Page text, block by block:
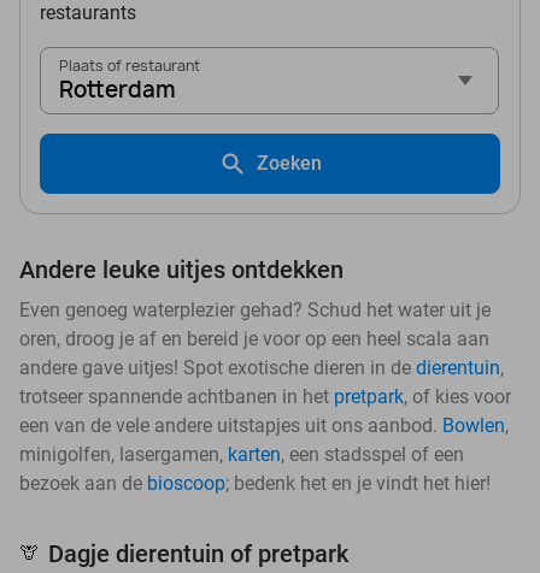
restaurants
Plaats of restaurant
Rotterdam
Zoeken
Andere leuke uitjes ontdekken
Even genoeg waterplezier gehad? Schud het water uit je
oren, droog je af en bereid je voor op een heel scala aan
andere gave uitjes! Spot exotische dieren in de dierentuin,
trotseer spannende achtbanen in het pretpark, of kies voor
een van de vele andere uitstapjes uit ons aanbod. Bowlen,
minigolfen, lasergamen, karten, een stadsspel of een
bezoek aan de bioscoop; bedenk het en je vindt het hier!
🦒 Dagje dierentuin of pretpark